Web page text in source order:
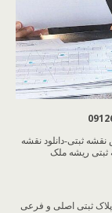
ثبتی-دانلود نقشه
ثبتی ریشه ملک
پلاک ثبتی اصلی و فرعی